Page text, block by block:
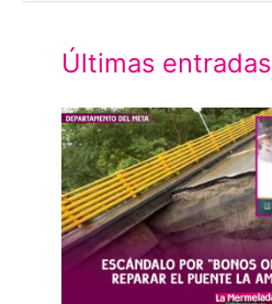
Últimas entradas